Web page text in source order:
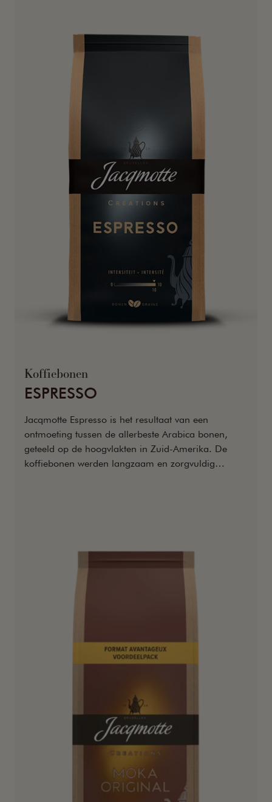
Koffiebonen
ESPRESSO
Jacqmotte Espresso is het resultaat van een
ontmoeting tussen de allerbeste Arabica bonen,
geteeld op de hoogvlakten in Zuid-Amerika. De
koffiebonen werden langzaam en zorgvuldig